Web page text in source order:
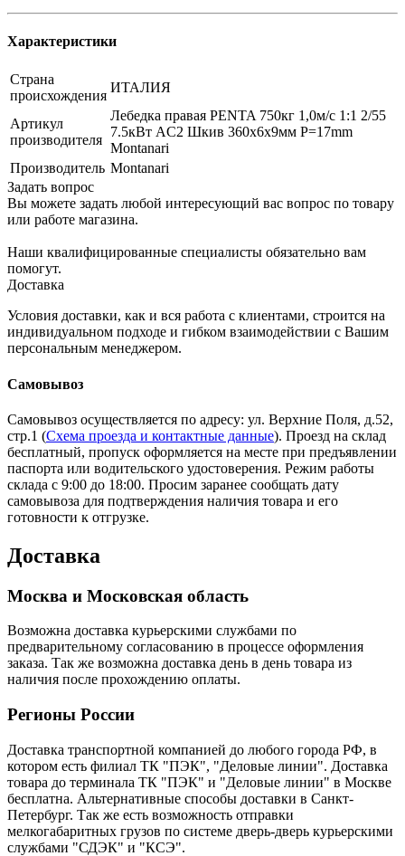
Характеристики
Страна
происхождения
ИТАЛИЯ
Артикул
производителя
Лебедка правая PENTA 750кг 1,0м/с 1:1 2/55
7.5кВт AC2 Шкив 360х6x9мм P=17mm
Montanari
Производитель Montanari
Задать вопрос
Вы можете задать любой интересующий вас вопрос по товару
или работе магазина.
Наши квалифицированные специалисты обязательно вам
помогут.
Доставка
Условия доставки, как и вся работа с клиентами, строится на
индивидуальном подходе и гибком взаимодействии с Вашим
персональным менеджером.
Самовывоз
Самовывоз осуществляется по адресу: ул. Верхние Поля, д.52,
стр.1 (Схема проезда и контактные данные). Проезд на склад
бесплатный, пропуск оформляется на месте при предъявлении
паспорта или водительского удостоверения. Режим работы
склада с 9:00 до 18:00. Просим заранее сообщать дату
самовывоза для подтверждения наличия товара и его
готовности к отгрузке.
Доставка
Москва и Московская область
Возможна доставка курьерскими службами по
предварительному согласованию в процессе оформления
заказа. Так же возможна доставка день в день товара из
наличия после прохождению оплаты.
Регионы России
Доставка транспортной компанией до любого города РФ, в
котором есть филиал ТК "ПЭК", "Деловые линии". Доставка
товара до терминала ТК "ПЭК" и "Деловые линии" в Москве
бесплатна. Альтернативные способы доставки в Санкт-
Петербург. Так же есть возможность отправки
мелкогабаритных грузов по системе дверь-дверь курьерскими
службами "СДЭК" и "КСЭ".